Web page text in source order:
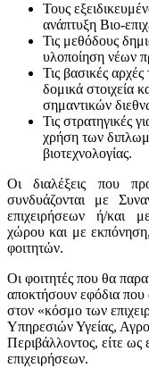
Τους
ανάπτυξη Βιο-
Τις μεθόδους
υλοποίηση νέων
Τις βασικές αρχές
δομικά στοιχεία
σημαντικών
Τις στρατηγικές
χρήση των
βιοτεχνολογίας.
Οι διαλέξεις που
συνδυάζονται με
επιχειρήσεων ή/και
χώρου και με
φοιτητών.
Οι φοιτητές που θα
αποκτήσουν εφόδια που
στον «κόσμο των
Υπηρεσιών Υγείας,
Περιβάλλοντος, είτε ως
επιχειρήσεων.